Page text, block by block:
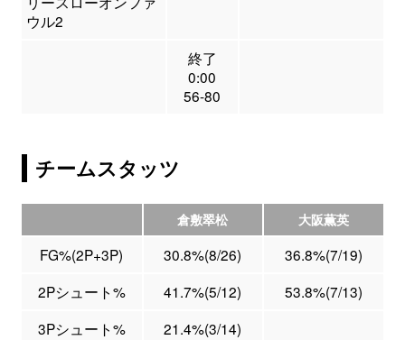
ウル2
終了
0:00
56-80
チームスタッツ
倉敷翠松 大阪薫英
FG%(2P+3P) 30.8%(8/26)
36.8%(7/19)
2Pシュート%
41.7%(5/12)
53.8%(7/13)
3Pシュート%
21.4%(3/14)